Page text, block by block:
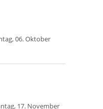
06. Oktober
17. November